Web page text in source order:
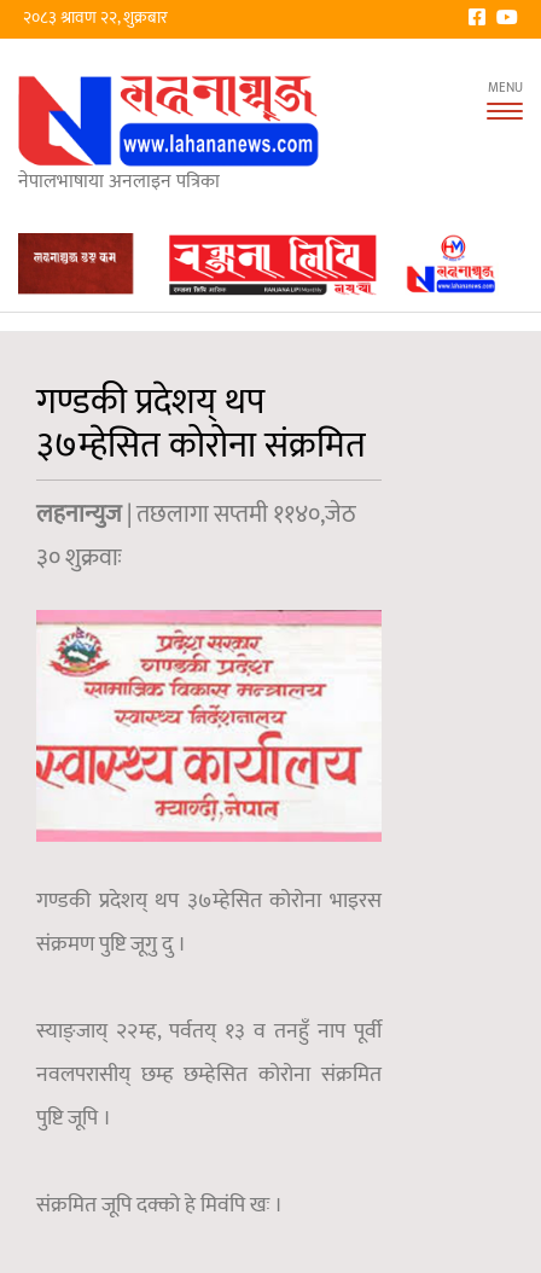
२०८३ श्रावण २२, शुक्रबार
नेपालभाषाया अनलाइन पत्रिका
गण्डकी प्रदेशय् थप
३७म्हेसित कोरोना संक्रमित
लहनान्युज| तछलागा सप्तमी ११४०,जेठ
३० शुक्रवाः
गण्डकी प्रदेशय् थप ३७म्हेसित कोरोना भाइरस
संक्रमण पुष्टि जूगु दु ।
स्याङ्जाय् २२म्ह, पर्वतय् १३ व तनहुँ नाप पूर्वी
नवलपरासीय् छम्ह छम्हेसित कोरोना संक्रमित
पुष्टि जूपि ।
संक्रमित जूपि दक्को हे मिवंपि खः ।